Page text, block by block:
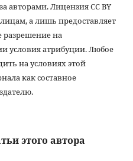
авторами. Лицензия CC BY
а лишь предоставляет
разрешение на
условия атрибуции. Любое
на условиях этой
как составное
этого автора